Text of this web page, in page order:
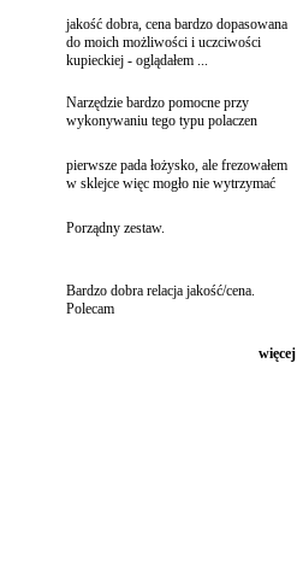
jakość dobra, cena bardzo dopasowana
do moich możliwości i uczciwości
kupieckiej - oglądałem ...
Narzędzie bardzo pomocne przy
wykonywaniu tego typu polaczen
pierwsze pada łożysko, ale frezowałem
w sklejce więc mogło nie wytrzymać
Porządny zestaw.
Bardzo dobra relacja jakość/cena.
Polecam
więcej